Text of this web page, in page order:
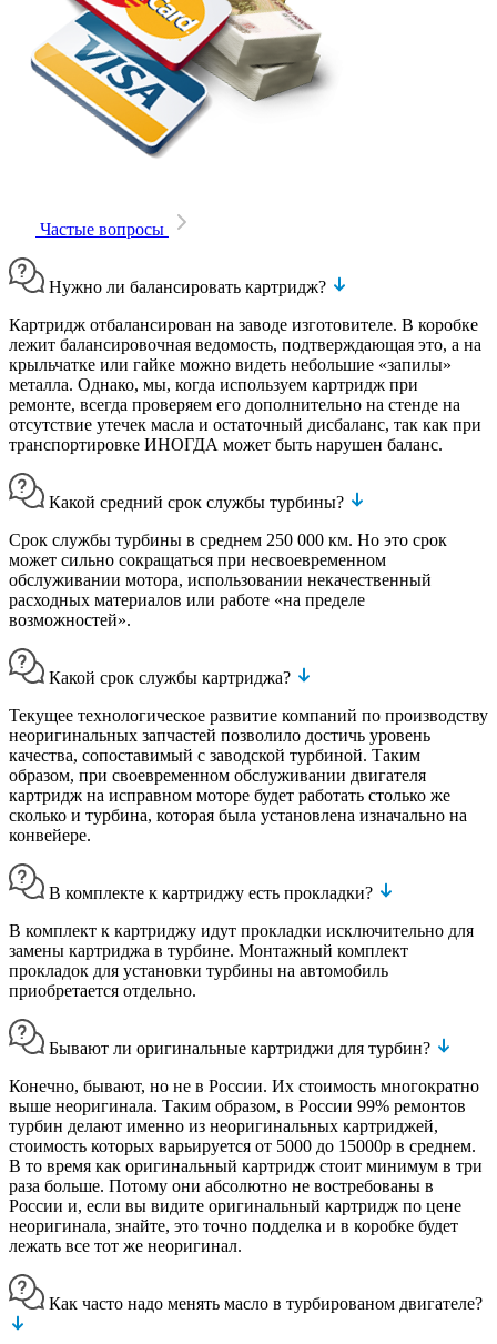
Частые вопросы
Нужно ли балансировать картридж?
Картридж отбалансирован на заводе изготовителе. В коробке
лежит балансировочная ведомость, подтверждающая это, а на
крыльчатке или гайке можно видеть небольшие «запилы»
металла. Однако, мы, когда используем картридж при
ремонте, всегда проверяем его дополнительно на стенде на
отсутствие утечек масла и остаточный дисбаланс, так как при
транспортировке ИНОГДА может быть нарушен баланс.
Какой средний срок службы турбины?
Срок службы турбины в среднем 250 000 км. Но это срок
может сильно сокращаться при несвоевременном
обслуживании мотора, использовании некачественный
расходных материалов или работе «на пределе
возможностей».
Какой срок службы картриджа?
Текущее технологическое развитие компаний по производству
неоригинальных запчастей позволило достичь уровень
качества, сопоставимый с заводской турбиной. Таким
образом, при своевременном обслуживании двигателя
картридж на исправном моторе будет работать столько же
сколько и турбина, которая была установлена изначально на
конвейере.
В комплекте к картриджу есть прокладки?
В комплект к картриджу идут прокладки исключительно для
замены картриджа в турбине. Монтажный комплект
прокладок для установки турбины на автомобиль
приобретается отдельно.
Бывают ли оригинальные картриджи для турбин?
Конечно, бывают, но не в России. Их стоимость многократно
выше неоригинала. Таким образом, в России 99% ремонтов
турбин делают именно из неоригинальных картриджей,
стоимость которых варьируется от 5000 до 15000р в среднем.
В то время как оригинальный картридж стоит минимум в три
раза больше. Потому они абсолютно не востребованы в
России и, если вы видите оригинальный картридж по цене
неоригинала, знайте, это точно подделка и в коробке будет
лежать все тот же неоригинал.
Как часто надо менять масло в турбированом двигателе?